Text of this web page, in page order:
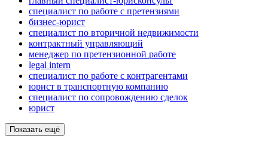
специалист по работе с претензиями
бизнес-юрист
специалист по вторичной недвижимости
контрактный управляющий
менеджер по претензионной работе
legal intern
специалист по работе с контрагентами
юрист в транспортную компанию
специалист по сопровождению сделок
юрист
Показать ещё